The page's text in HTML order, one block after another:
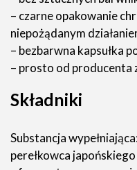
– czarne opakowanie
niepożądanym
– bezbarwna kapsułka
– prosto od producenta
Składniki
Substancja
perełkowca japońskiego